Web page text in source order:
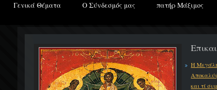
Γενικά Θέματα Ο Σύνδεσμός μας πατήρ Μάξιμος
Η Μεγάλη
και τί